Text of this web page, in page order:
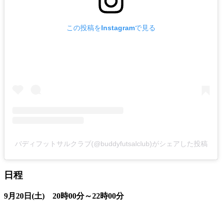
この投稿をInstagramで見る
バディフットサルクラブ(@buddyfutsalclub)がシェアした投稿
日程
9月20日(土) 20時00分～22時00分